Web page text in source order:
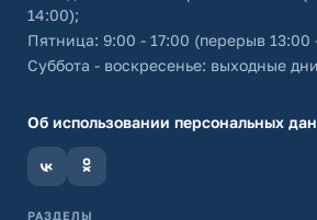
14:00);
Пятница: 9:00 - 17:00 (перерыв 13:00
Суббота - воскресенье: выходные
Об использовании персональных
РАЗДЕЛЫ